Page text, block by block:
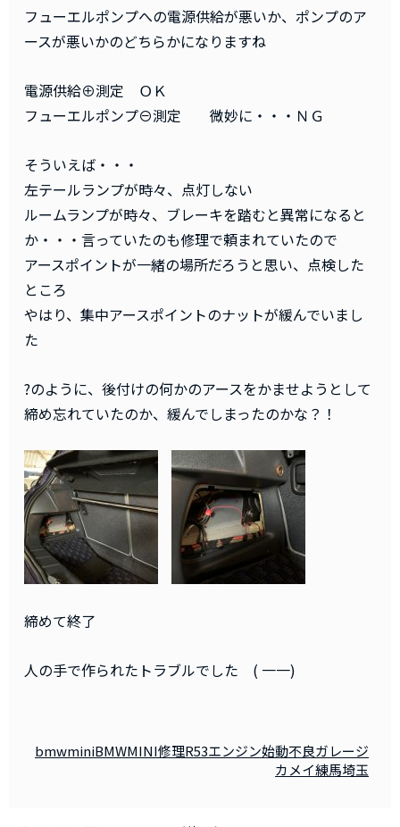
フューエルポンプへの電源供給が悪いか、ポンプのア
ースが悪いかのどちらかになりますね
電源供給⊕測定 ＯＫ
フューエルポンプ⊖測定 微妙に・・・ＮＧ
そういえば・・・
左テールランプが時々、点灯しない
ルームランプが時々、ブレーキを踏むと異常になると
か・・・言っていたのも修理で頼まれていたので
アースポイントが一緒の場所だろうと思い、点検した
ところ
やはり、集中アースポイントのナットが緩んでいまし
た
?のように、後付けの何かのアースをかませようとして
締め忘れていたのか、緩んでしまったのかな？！
締めて終了
人の手で作られたトラブルでした ( 一一)
bmwminiBMWMINI修理R53エンジン始動不良ガレージ
カメイ練馬埼玉